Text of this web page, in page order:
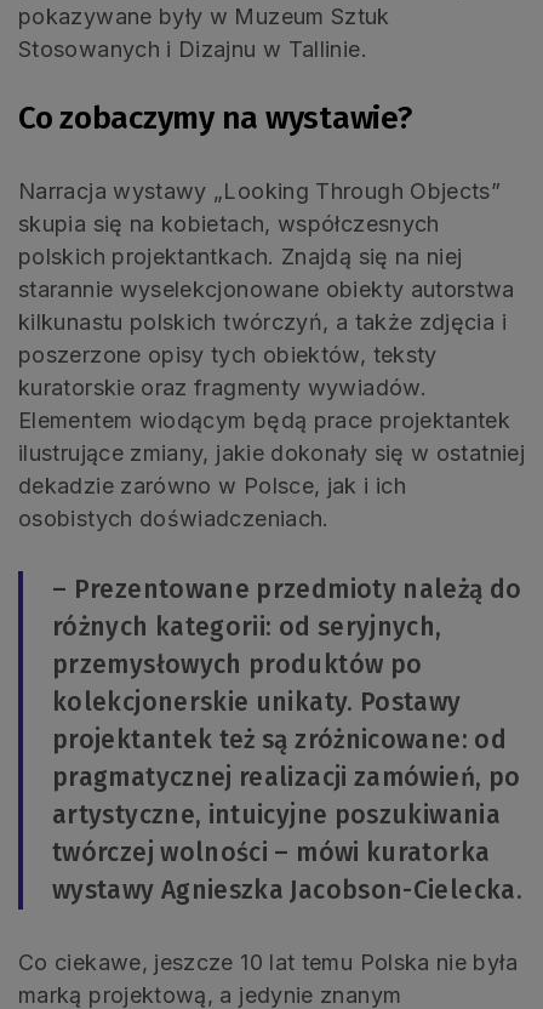
pokazywane były w Muzeum Sztuk
Stosowanych i Dizajnu w Tallinie.
Co zobaczymy na wystawie?
Narracja wystawy „Looking Through Objects”
skupia się na kobietach, współczesnych
polskich projektantkach. Znajdą się na niej
starannie wyselekcjonowane obiekty autorstwa
kilkunastu polskich twórczyń, a także zdjęcia i
poszerzone opisy tych obiektów, teksty
kuratorskie oraz fragmenty wywiadów.
Elementem wiodącym będą prace projektantek
ilustrujące zmiany, jakie dokonały się w ostatniej
dekadzie zarówno w Polsce, jak i ich
osobistych doświadczeniach.
– Prezentowane przedmioty należą do
różnych kategorii: od seryjnych,
przemysłowych produktów po
kolekcjonerskie unikaty. Postawy
projektantek też są zróżnicowane: od
pragmatycznej realizacji zamówień, po
artystyczne, intuicyjne poszukiwania
twórczej wolności – mówi kuratorka
wystawy Agnieszka Jacobson-Cielecka.
Co ciekawe, jeszcze 10 lat temu Polska nie była
marką projektową, a jedynie znanym